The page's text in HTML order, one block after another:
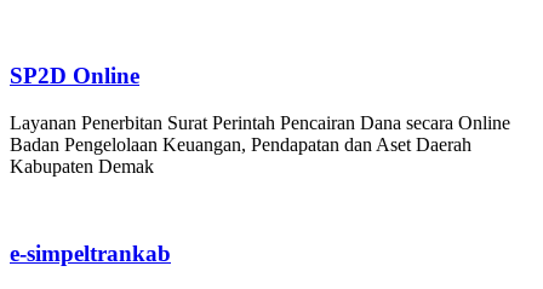
SP2D Online
Layanan Penerbitan Surat Perintah Pencairan Dana secara Online
Badan Pengelolaan Keuangan, Pendapatan dan Aset Daerah
Kabupaten Demak
e-simpeltrankab